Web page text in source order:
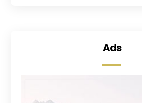
Ads